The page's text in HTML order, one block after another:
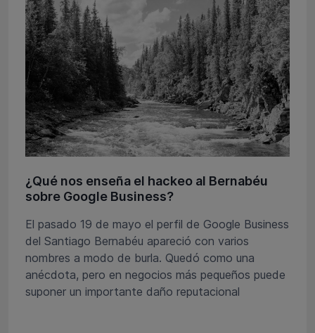
¿Qué nos enseña el hackeo al Bernabéu
sobre Google Business?
El pasado 19 de mayo el perfil de Google Business
del Santiago Bernabéu apareció con varios
nombres a modo de burla. Quedó como una
anécdota, pero en negocios más pequeños puede
suponer un importante daño reputacional